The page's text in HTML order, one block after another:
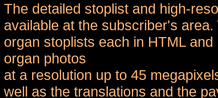
The detailed stoplist and high-
available at the subscriber's
organ stoplists each in HTML
organ photos
at a resolution up to 45
well as the translations and the